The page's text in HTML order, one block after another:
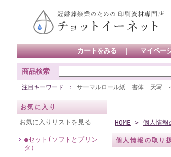
カートをみる ｜ マイペー
商品検索
注目キーワード サーマルロール紙 書体 天写
お気に入り
お気に入りリストを見る
●セット(ソフトとプリン
タ）
HOME > 個人情報
個人情報の取り